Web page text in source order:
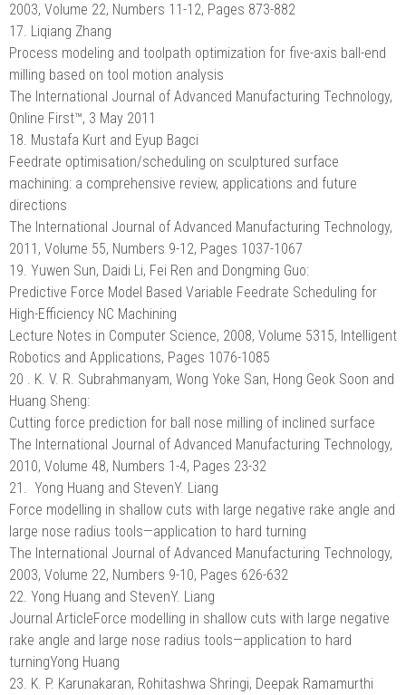
2003, Volume 22, Numbers 11-12, Pages 873-882
17. Liqiang Zhang
Process modeling and toolpath optimization for five-axis ball-end
milling based on tool motion analysis
The International Journal of Advanced Manufacturing Technology,
Online First™, 3 May 2011
18. Mustafa Kurt and Eyup Bagci
Feedrate optimisation/scheduling on sculptured surface
machining: a comprehensive review, applications and future
directions
The International Journal of Advanced Manufacturing Technology,
2011, Volume 55, Numbers 9-12, Pages 1037-1067
19. Yuwen Sun, Daidi Li, Fei Ren and Dongming Guo:
Predictive Force Model Based Variable Feedrate Scheduling for
High-Efficiency NC Machining
Lecture Notes in Computer Science, 2008, Volume 5315, Intelligent
Robotics and Applications, Pages 1076-1085
20 . K. V. R. Subrahmanyam, Wong Yoke San, Hong Geok Soon and
Huang Sheng:
Cutting force prediction for ball nose milling of inclined surface
The International Journal of Advanced Manufacturing Technology,
2010, Volume 48, Numbers 1-4, Pages 23-32
21. Yong Huang and StevenY. Liang
Force modelling in shallow cuts with large negative rake angle and
large nose radius tools—application to hard turning
The International Journal of Advanced Manufacturing Technology,
2003, Volume 22, Numbers 9-10, Pages 626-632
22. Yong Huang and StevenY. Liang
Journal ArticleForce modelling in shallow cuts with large negative
rake angle and large nose radius tools—application to hard
turningYong Huang
23. K. P. Karunakaran, Rohitashwa Shringi, Deepak Ramamurthi